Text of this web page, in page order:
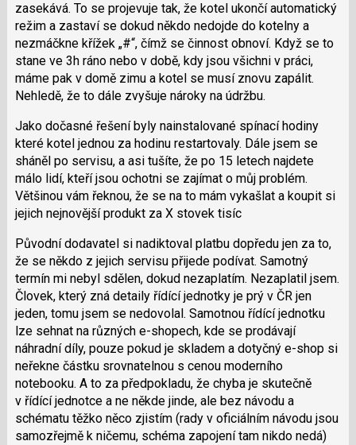
zasekává. To se projevuje tak, že kotel ukončí automatický
režim a zastaví se dokud někdo nedojde do kotelny a
nezmáčkne křížek „#“, čímž se činnost obnoví. Když se to
stane ve 3h ráno nebo v době, kdy jsou všichni v práci,
máme pak v domě zimu a kotel se musí znovu zapálit.
Nehledě, že to dále zvyšuje nároky na údržbu.
Jako dočasné řešení byly nainstalované spínací hodiny
které kotel jednou za hodinu restartovaly. Dále jsem se
sháněl po servisu, a asi tušíte, že po 15 letech najdete
málo lidí, kteří jsou ochotni se zajímat o můj problém.
Většinou vám řeknou, že se na to mám vykašlat a koupit si
jejich nejnovější produkt za X stovek tisíc
Původní dodavatel si nadiktoval platbu dopředu jen za to,
že se někdo z jejich servisu přijede podívat. Samotný
termín mi nebyl sdělen, dokud nezaplatím. Nezaplatil jsem.
Človek, který zná detaily řídící jednotky je prý v ČR jen
jeden, tomu jsem se nedovolal. Samotnou řídící jednotku
lze sehnat na různých e-shopech, kde se prodávají
náhradní díly, pouze pokud je skladem a dotyčný e-shop si
neřekne částku srovnatelnou s cenou moderního
notebooku. A to za předpokladu, že chyba je skutečně
v řídící jednotce a ne někde jinde, ale bez návodu a
schématu těžko něco zjistím (rady v oficiálním návodu jsou
samozřejmě k ničemu, schéma zapojení tam nikdo nedá)